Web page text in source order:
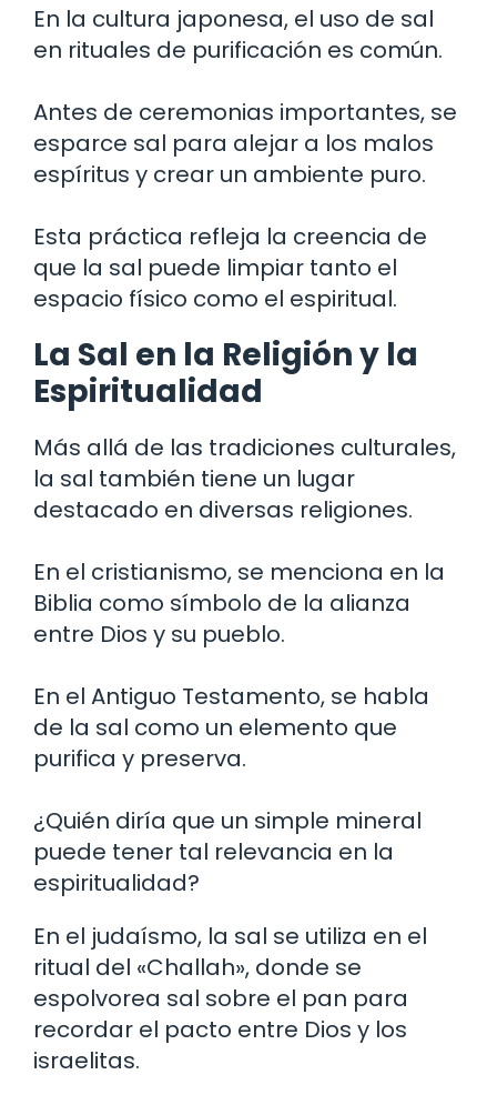
En la cultura japonesa, el uso de sal
en rituales de purificación es común.
Antes de ceremonias importantes, se
esparce sal para alejar a los malos
espíritus y crear un ambiente puro.
Esta práctica refleja la creencia de
que la sal puede limpiar tanto el
espacio físico como el espiritual.
La Sal en la Religión y la
Espiritualidad
Más allá de las tradiciones culturales,
la sal también tiene un lugar
destacado en diversas religiones.
En el cristianismo, se menciona en la
Biblia como símbolo de la alianza
entre Dios y su pueblo.
En el Antiguo Testamento, se habla
de la sal como un elemento que
purifica y preserva.
¿Quién diría que un simple mineral
puede tener tal relevancia en la
espiritualidad?
En el judaísmo, la sal se utiliza en el
ritual del «Challah», donde se
espolvorea sal sobre el pan para
recordar el pacto entre Dios y los
israelitas.